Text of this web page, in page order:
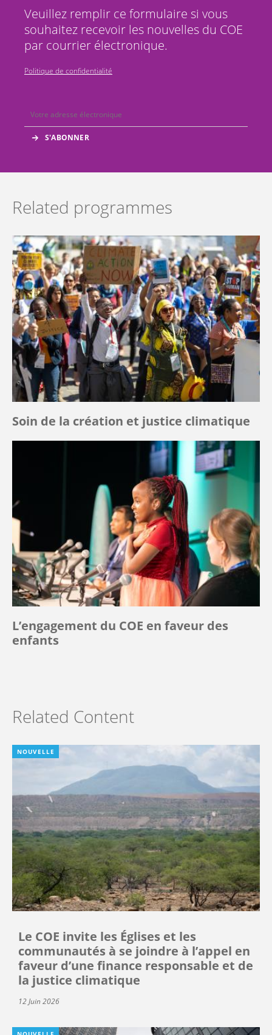
Veuillez remplir ce formulaire si vous
souhaitez recevoir les nouvelles du COE
par courrier électronique.
Politique de confidentialité
Related programmes
Soin de la création et justice climatique
L’engagement du COE en faveur des
enfants
Related Content
NOUVELLE
Le COE invite les Églises et les
communautés à se joindre à l’appel en
faveur d’une finance responsable et de
la justice climatique
12 Juin 2026